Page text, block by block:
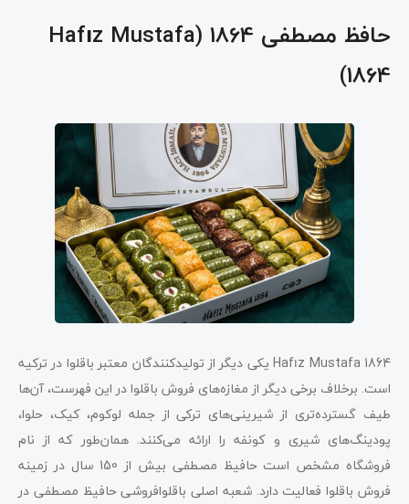
حافظ مصطفی 1864 (Hafız Mustafa
1864)
Hafız Mustafa 1864 یکی دیگر از تولیدکنندگان معتبر باقلوا در ترکیه
است. برخلاف برخی دیگر از مغازه‌های فروش باقلوا در این فهرست، آن‌ها
طیف گسترده‌تری از شیرینی‌های ترکی از جمله لوکوم، کیک، حلوا،
پودینگ‌های شیری و کونفه را ارائه می‌کنند. همان‌طور که از نام
فروشگاه مشخص است حافیظ مصطفی بیش از 150 سال در زمینه
فروش باقلوا فعالیت دارد. شعبه اصلی باقلوا‌فروشی حافیظ مصطفی در